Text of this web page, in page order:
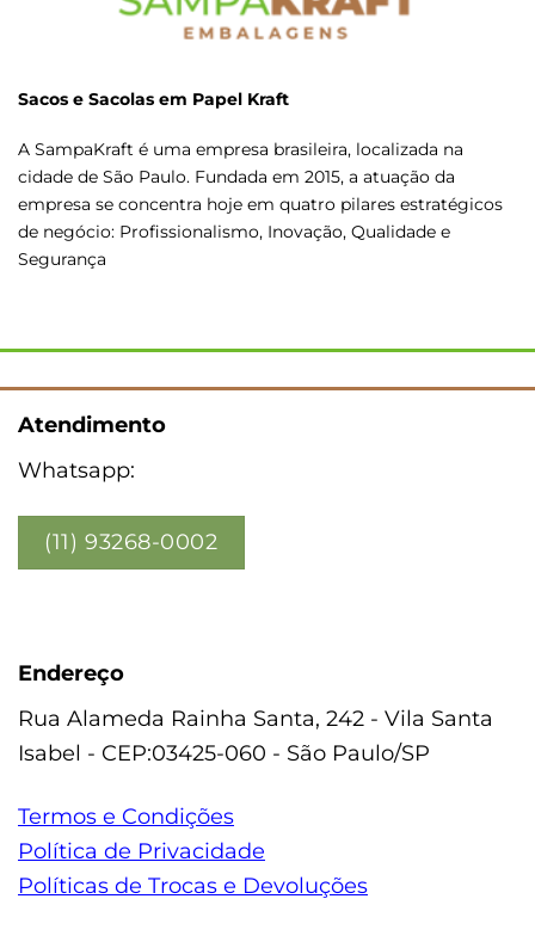
Sacos e Sacolas em Papel Kraft
A SampaKraft é uma empresa brasileira, localizada na
cidade de São Paulo. Fundada em 2015, a atuação da
empresa se concentra hoje em quatro pilares estratégicos
de negócio: Profissionalismo, Inovação, Qualidade e
Segurança
Atendimento
Whatsapp:
(11) 93268-0002
Endereço
Rua Alameda Rainha Santa, 242 - Vila Santa
Isabel - CEP:03425-060 - São Paulo/SP
Termos e Condições
Política de Privacidade
Políticas de Trocas e Devoluções